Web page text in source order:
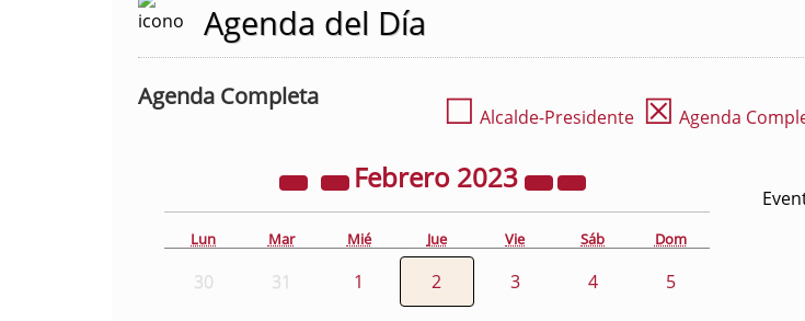
Agenda del Día
Agenda Completa ☐ Alcalde-Presidente ☒ Agenda
Febrero 2023
Lun Mar Mié Jue Vie Sáb Dom
30 31 1 2 3 4 5